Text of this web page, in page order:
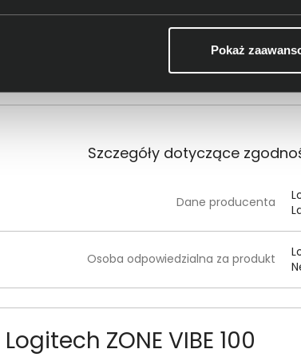
Pokaż
Głębokość (mm)
Wyposażenie
Szczegóły dotyczące
Dane producenta
Osoba odpowiedzialna za produkt
ZONE VIBE 100